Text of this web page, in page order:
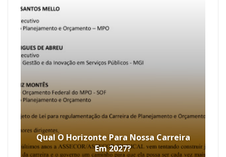
Qual O Horizonte Para Nossa Carreira
Em 2027?